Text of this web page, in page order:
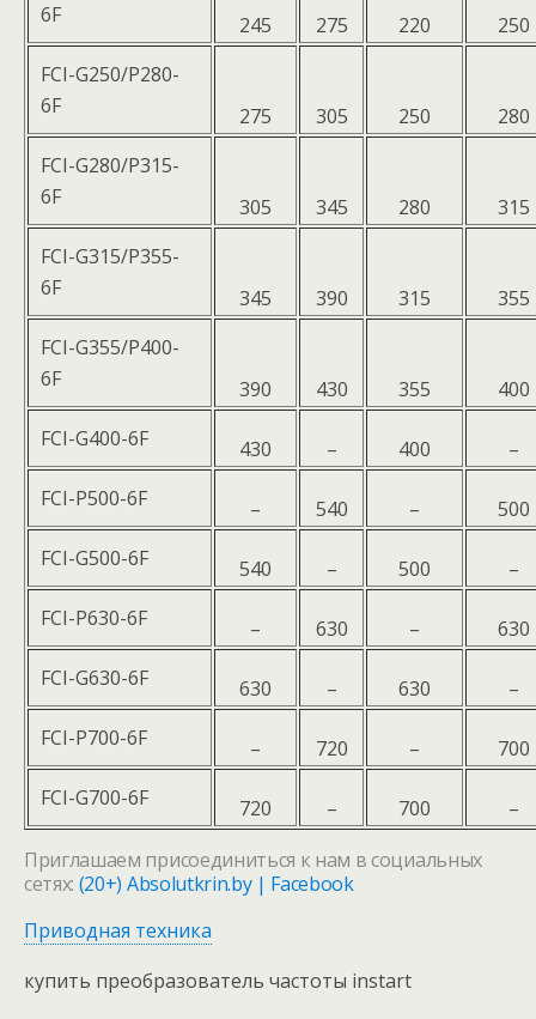
6F
245 275 220
250
FCI-G250/P280-
6F
275 305 250
280
FCI-G280/P315-
6F
305 345 280
315
FCI-G315/P355-
6F
345 390 315
355
FCI-G355/P400-
6F
390 430 355
400
FCI-G400-6F
430 – 400
–
FCI-P500-6F
– 540 –
500
FCI-G500-6F
540 – 500
–
FCI-P630-6F
– 630 –
630
FCI-G630-6F
630 – 630
–
FCI-P700-6F
– 720 –
700
FCI-G700-6F
720 – 700
–
Приглашаем присоединиться к нам в социальных
сетях: (20+) Absolutkrin.by | Facebook
Приводная техника
купить преобразователь частоты instart